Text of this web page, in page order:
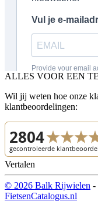
ALLES VOOR EEN
Wil jij weten hoe onze
klantbeoordelingen:
Vertalen
© 2026 Balk Rijwielen -
FietsenCatalogus.nl